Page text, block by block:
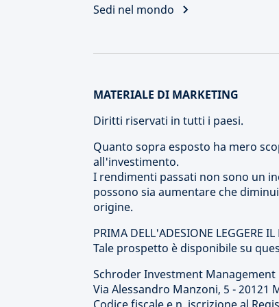
Sedi nel mondo
MATERIALE DI MARKETING
Diritti riservati in tutti i paesi.
Quanto sopra esposto ha mero
all'investimento.
I rendimenti passati non sono un
possono sia aumentare che
origine.
PRIMA DELL'ADESIONE LEGGERE
Tale prospetto è disponibile su
Schroder Investment Management
Via Alessandro Manzoni, 5 - 20121